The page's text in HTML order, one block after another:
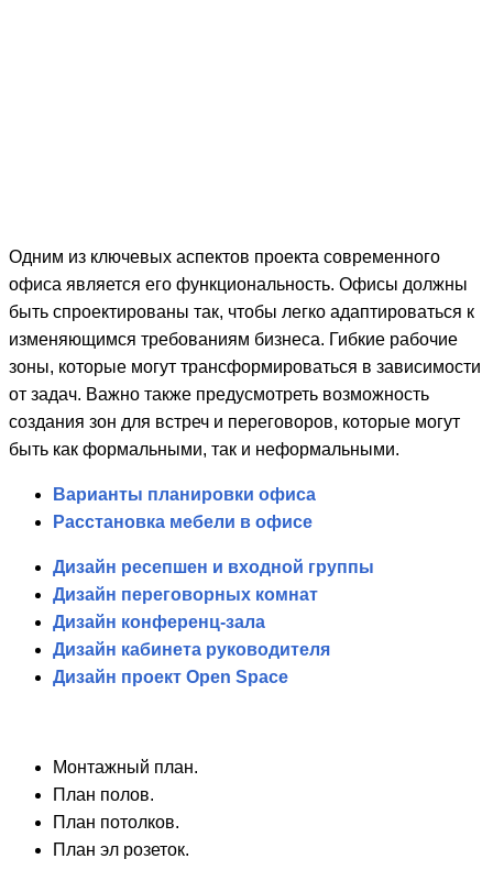
Одним из ключевых аспектов проекта современного
офиса является его функциональность. Офисы должны
быть спроектированы так, чтобы легко адаптироваться к
изменяющимся требованиям бизнеса. Гибкие рабочие
зоны, которые могут трансформироваться в зависимости
от задач. Важно также предусмотреть возможность
создания зон для встреч и переговоров, которые могут
быть как формальными, так и неформальными.
Варианты планировки офиса
Расстановка мебели в офисе
Дизайн ресепшен и входной группы
Дизайн переговорных комнат
Дизайн конференц-зала
Дизайн кабинета руководителя
Дизайн проект Open Space
Монтажный план.
План полов.
План потолков.
План эл розеток.